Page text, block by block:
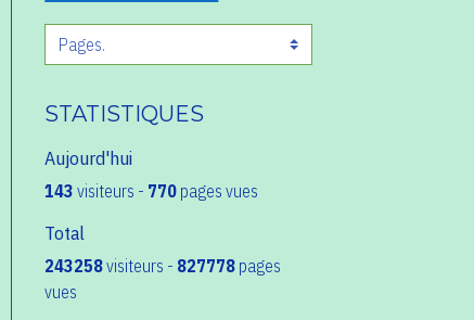
STATISTIQUES
Aujourd'hui
143 visiteurs - 770 pages vues
Total
243258visiteurs - 827778 pages
vues